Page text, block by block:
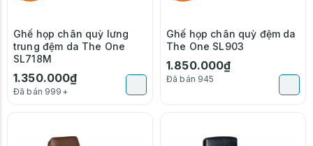
Ghế họp chân quỳ lưng
trung đệm da The One
SL718M
1.350.000₫
Đã bán 999+
Ghế họp chân quỳ đệm da
The One SL903
1.850.000₫
Đã bán 945